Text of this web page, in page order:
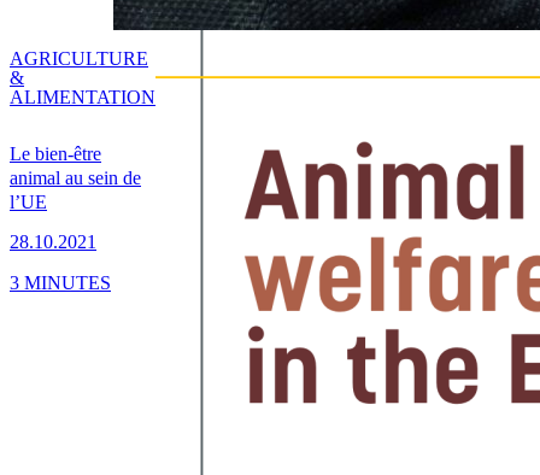
Le bien-être
animal au sein de
l’UE
28.10.2021
AGRICULTURE
&
ALIMENTATION
3 MINUTES